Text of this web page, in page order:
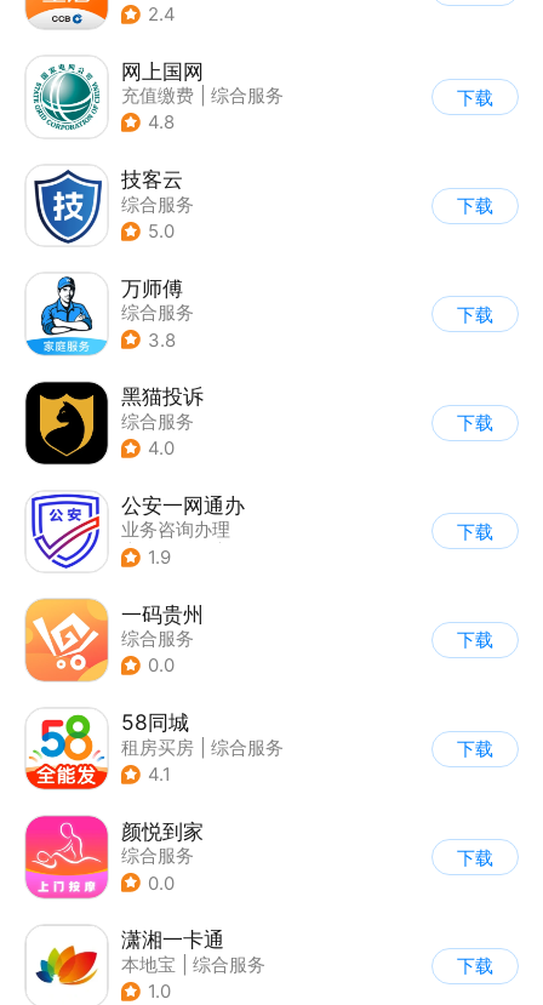
2.4
网上国网
充值缴费
综合服务
4.8
下载
技客云
综合服务
5.0
下载
万师傅
综合服务
3.8
下载
黑猫投诉
综合服务
4.0
下载
公安一网通办
业务咨询办理
| 政企业务
1.9
下载
一码贵州
综合服务
0.0
下载
58同城
租房买房
综合服务
4.1
下载
颜悦到家
综合服务
0.0
下载
潇湘一卡通
本地宝
综合服务
1.0
下载